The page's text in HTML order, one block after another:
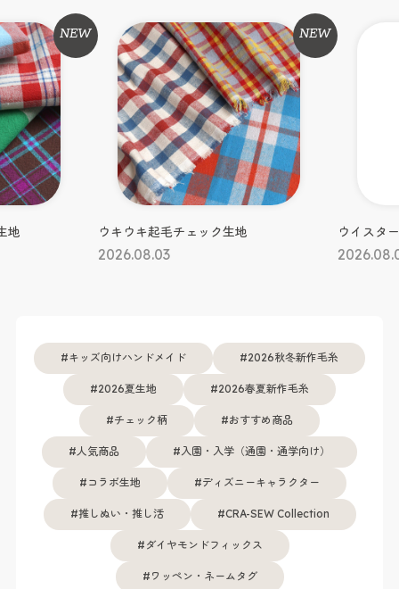
NEW
地
NEW
ウキウキ起毛チェック生地
2026.08.03
ウイスタ
キッズ向けハンドメイド 2026秋冬新作毛糸
2026夏生地 2026春夏新作毛糸
チェック柄 おすすめ商品
人気商品 入園・入学（通園・通学向け）
コラボ生地 ディズニーキャラクター
推しぬい・推し活 CRA-SEW Collection
ダイヤモンドフィックス
ワッペン・ネームタグ